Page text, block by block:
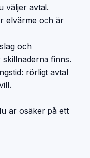
väljer avtal.
elvärme och är
och
skillnaderna finns.
rörligt avtal
är osäker på ett